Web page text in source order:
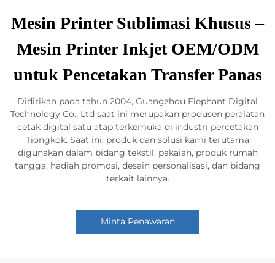
Mesin Printer Sublimasi Khusus –
Mesin Printer Inkjet OEM/ODM
untuk Pencetakan Transfer Panas
Didirikan pada tahun 2004, Guangzhou Elephant Digital
Technology Co., Ltd saat ini merupakan produsen peralatan
cetak digital satu atap terkemuka di industri percetakan
Tiongkok. Saat ini, produk dan solusi kami terutama
digunakan dalam bidang tekstil, pakaian, produk rumah
tangga, hadiah promosi, desain personalisasi, dan bidang
terkait lainnya.
Minta Penawaran